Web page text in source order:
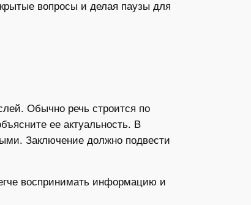
вопросы и делая паузы для
Обычно речь строится по
ее актуальность. В
Заключение должно подвести
воспринимать информацию и